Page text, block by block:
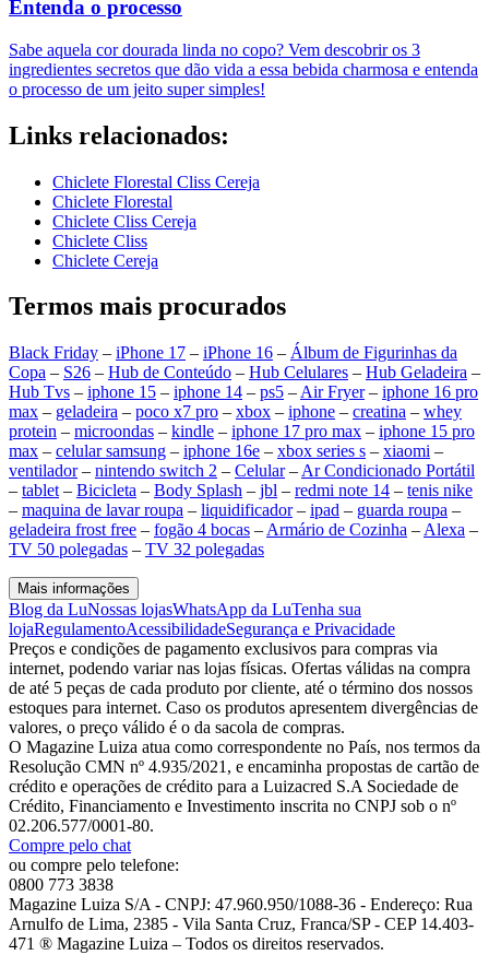
Entenda o processo
Sabe aquela cor dourada linda no copo? Vem descobrir os 3
ingredientes secretos que dão vida a essa bebida charmosa e entenda
o processo de um jeito super simples!
Links relacionados:
Chiclete Florestal Cliss Cereja
Chiclete Florestal
Chiclete Cliss Cereja
Chiclete Cliss
Chiclete Cereja
Termos mais procurados
Black Friday – iPhone 17 – iPhone 16 – Álbum de Figurinhas da
Copa – S26 – Hub de Conteúdo – Hub Celulares – Hub Geladeira –
Hub Tvs – iphone 15 – iphone 14 – ps5 – Air Fryer– iphone 16 pro
max – geladeira – poco x7 pro – xbox – iphone – creatina – whey
protein – microondas – kindle – iphone 17 pro max – iphone 15 pro
max – celular samsung – iphone 16e – xbox series s – xiaomi –
ventilador– nintendo switch 2 – Celular– Ar Condicionado Portátil
– tablet – Bicicleta – Body Splash – jbl – redmi note 14 – tenis nike
– maquina de lavar roupa – liquidificador– ipad – guarda roupa –
geladeira frost free – fogão 4 bocas – Armário de Cozinha – Alexa –
TV 50 polegadas – TV 32 polegadas
Mais informações
Blog da LuNossas lojasWhatsApp da LuTenha sua
lojaRegulamentoAcessibilidadeSegurança e Privacidade
Preços e condições de pagamento exclusivos para compras via
internet, podendo variar nas lojas físicas. Ofertas válidas na compra
de até 5 peças de cada produto por cliente, até o término dos nossos
estoques para internet. Caso os produtos apresentem divergências de
valores, o preço válido é o da sacola de compras.
O Magazine Luiza atua como correspondente no País, nos termos da
Resolução CMN nº 4.935/2021, e encaminha propostas de cartão de
crédito e operações de crédito para a Luizacred S.A Sociedade de
Crédito, Financiamento e Investimento inscrita no CNPJ sob o nº
02.206.577/0001-80.
Compre pelo chat
ou compre pelo telefone:
0800 773 3838
Magazine Luiza S/A - CNPJ: 47.960.950/1088-36 - Endereço: Rua
Arnulfo de Lima, 2385 - Vila Santa Cruz, Franca/SP - CEP 14.403-
471 ® Magazine Luiza – Todos os direitos reservados.